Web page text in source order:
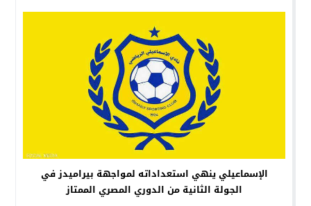
الإسماعيلي ينهي استعداداته لمواجهة بيراميدز في
الجولة الثانية من الدوري المصري الممتاز